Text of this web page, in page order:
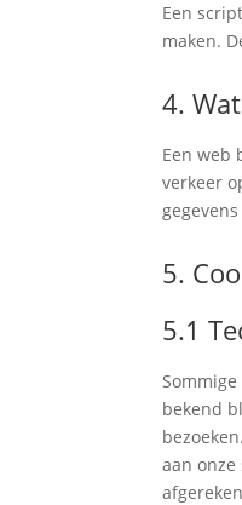
Een
maken.
4.
Een web
verkeer
5.
5.1
bekend
aan